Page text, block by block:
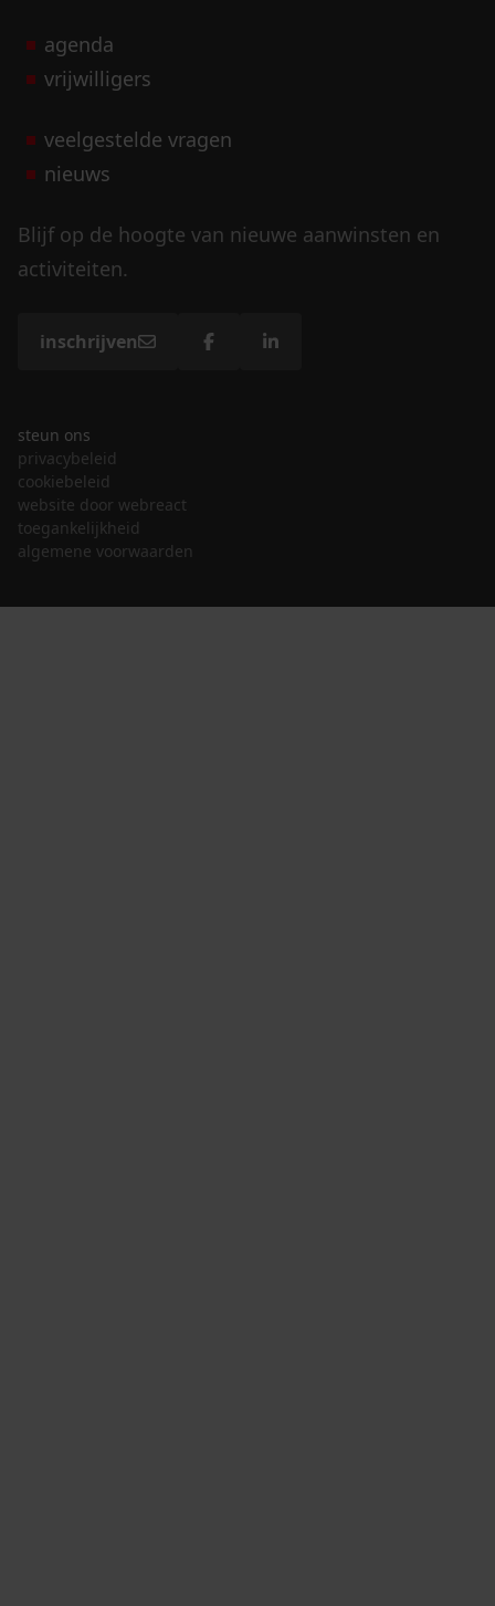
agenda
vrijwilligers
veelgestelde vragen
nieuws
Blijf op de hoogte van nieuwe aanwinsten en
activiteiten.
inschrijven
steun ons
privacybeleid
cookiebeleid
website door webreact
toegankelijkheid
algemene voorwaarden